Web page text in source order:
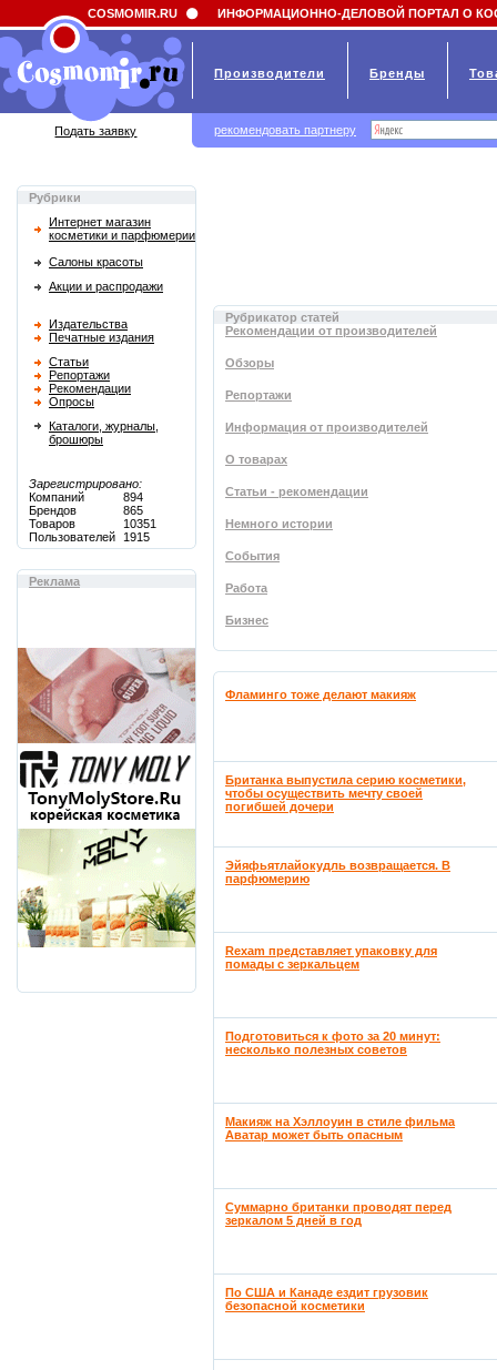
Field 'news_title' doesn't have a default value
Рубрики
Интернет магазин
косметики и парфюмерии
Салоны красоты
Акции и распродажи
Издательства
Печатные издания
Статьи
Репортажи
Рекомендации
Опросы
Каталоги, журналы,
брошюры
Зарегистрировано:
Компаний
894
Брендов
865
Товаров
10351
Пользователей
1915
Реклама
Рубрикатор статей
Рекомендации от производителей
Обзоры
Репортажи
Информация от производителей
О товарах
Статьи - рекомендации
Немного истории
События
Работа
Бизнес
Фламинго тоже делают макияж
Британка выпустила серию косметики,
чтобы осуществить мечту своей
погибшей дочери
Эйяфьятлайокудль возвращается. В
парфюмерию
Rexam представляет упаковку для
помады с зеркальцем
Подготовиться к фото за 20 минут:
несколько полезных советов
Макияж на Хэллоуин в стиле фильма
Аватар может быть опасным
Суммарно британки проводят перед
зеркалом 5 дней в год
По США и Канаде ездит грузовик
безопасной косметики
COSMOMIR.RU ИНФОРМАЦИОННО-ДЕЛОВОЙ ПОРТАЛ О
Производители Бренды
Подать заявку рекомендовать партнеру